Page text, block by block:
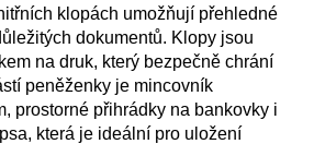
klopách umožňují přehledné
dokumentů. Klopy jsou
na druk, který bezpečně chrání
peněženky je mincovník
prostorné přihrádky na bankovky i
která je ideální pro uložení